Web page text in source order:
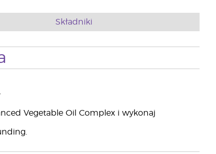
Składniki
Vegetable Oil Complex i wykonaj